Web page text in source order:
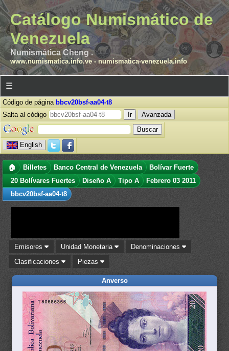
Catálogo Numismático de
Venezuela
Numismática Cheng .
www.numismatica.info.ve- numismatica-venezuela.info
☰
Código de página bbcv20bsf-aa04-t8
Salta al código
Avanzada
English
🏠 Billetes Banco Central de Venezuela
Bolívar Fuerte
20 Bolívares Fuertes
Diseño A Tipo A
Febrero 03 2011
bbcv20bsf-aa04-t8
Emisores Unidad Monetaria
Denominaciones
Clasificaciones
Piezas
Anverso